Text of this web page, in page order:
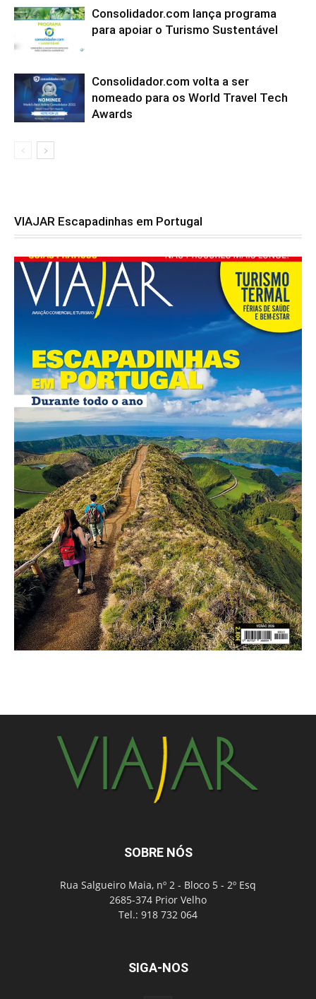
Consolidador.com lança programa
para apoiar o Turismo Sustentável
Consolidador.com volta a ser
nomeado para os World Travel Tech
Awards
VIAJAR Escapadinhas em Portugal
SOBRE NÓS
Rua Salgueiro Maia, nº 2 - Bloco 5 - 2º Esq
2685-374 Prior Velho
Tel.: 918 732 064
SIGA-NOS